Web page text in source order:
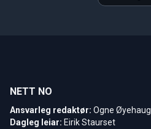
NETT NO
Ansvarleg redaktør: Ogne Øyehaug
Dagleg leiar: Eirik Staurset